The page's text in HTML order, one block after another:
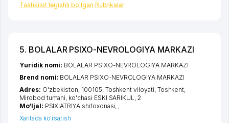
Tashkilot tegishli bo'lgan Rubrikalar
5. BOLALAR PSIXO-NEVROLOGIYA MARKAZI
Yuridik nomi: BOLALAR PSIXO-NEVROLOGIYA MARKAZI
Brend nomi: BOLALAR PSIXO-NEVROLOGIYA MARKAZI
Adres: O'zbekiston, 100105, Toshkent viloyati Toshkent
Mirobod tumani ko'chasi ESKI SARIKUL
, 2
Mo‘ljal: PSIXIATRIYA shifoxonasi, ,
Xaritada ko'rsatish